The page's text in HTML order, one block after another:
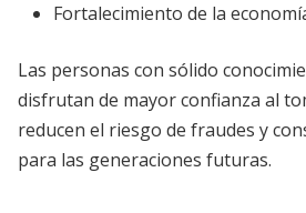
Fortalecimiento de la
Las personas con sólido
disfrutan de mayor confianza al
reducen el riesgo de fraudes y
para las generaciones futuras.